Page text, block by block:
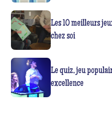
Les 10 meilleurs
chez soi
Le quiz, jeu
excellence